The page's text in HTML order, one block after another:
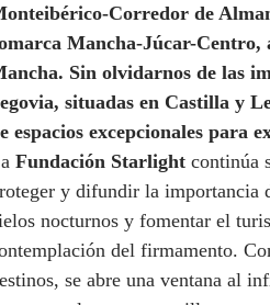
Corredor de
Mancha-Júcar-Centro,
Sin olvidarnos de las
situadas en Castilla y
espacios excepcionales para
Fundación Starlight continúa
y difundir la importancia
nocturnos y fomentar el
del firmamento.
se abre una ventana al